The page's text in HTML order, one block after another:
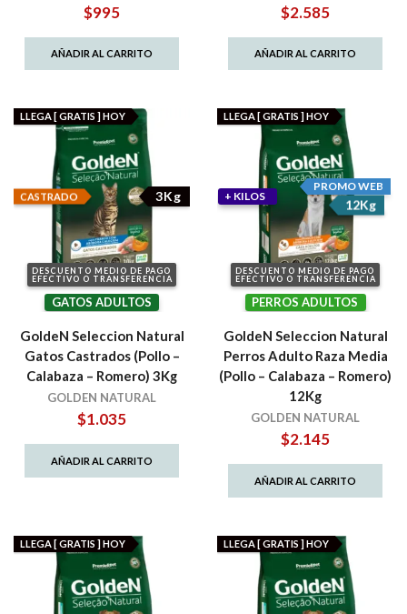
$995
AÑADIR AL CARRITO
$2.585
AÑADIR AL CARRITO
DESCUENTO MEDIO DE PAGO
EFECTIVO O TRANSFERENCIA
CASTRADO 3Kg
LLEGA [ GRATIS ] HOY
GATOS ADULTOS
GoldeN Seleccion Natural
Gatos Castrados (Pollo –
Calabaza – Romero) 3Kg
GOLDEN NATURAL
$1.035
AÑADIR AL CARRITO
PROMO WEB
12Kg
DESCUENTO MEDIO DE PAGO
EFECTIVO O TRANSFERENCIA
+ KILOS
LLEGA [ GRATIS ] HOY
PERROS ADULTOS
GoldeN Seleccion Natural
Perros Adulto Raza Media
(Pollo – Calabaza – Romero)
12Kg
GOLDEN NATURAL
$2.145
AÑADIR AL CARRITO
LLEGA [ GRATIS ] HOY LLEGA [ GRATIS ] HOY